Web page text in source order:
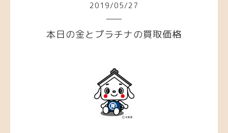
2019/05/27
本日の金とプラチナの買取価格